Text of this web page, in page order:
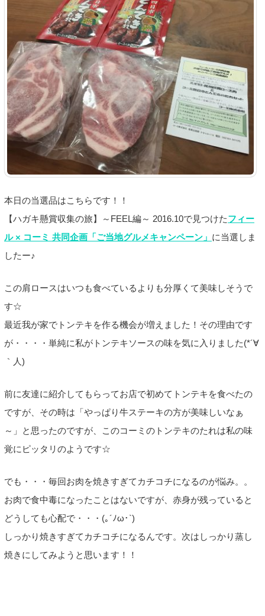
本日の当選品はこちらです！！
【ハガキ懸賞収集の旅】～FEEL編～ 2016.10で見つけたフィー
ル × コーミ 共同企画「ご当地グルメキャンペーン」 に当選しま
したー♪
この肩ロースはいつも食べているよりも分厚くて美味しそうで
す☆
最近我が家でトンテキを作る機会が増えました！その理由です
が・・・・単純に私がトンテキソースの味を気に入りました(*´∀
｀人)
前に友達に紹介してもらってお店で初めてトンテキを食べたの
ですが、その時は「やっぱり牛ステーキの方が美味しいなぁ
～」と思ったのですが、このコーミのトンテキのたれは私の味
覚にピッタリのようです☆
でも・・・毎回お肉を焼きすぎてカチコチになるのが悩み。。
お肉で食中毒になったことはないですが、赤身が残っていると
どうしても心配で・・・(｡´ﾉω･`)
しっかり焼きすぎてカチコチになるんです。次はしっかり蒸し
焼きにしてみようと思います！！